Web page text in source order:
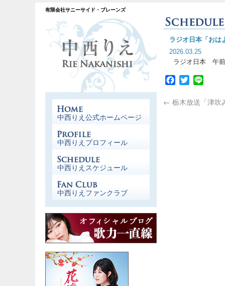
有限会社サニーサイド・ブレーンズ
ラジオ日本「おは
2026.03.25
ラジオ日本 午
Facebook
Twitter
← 栃木放送「津吹
中西りえ公式ホームページ
中西りえプロフィール
中西りえスケジュール
中西りえファンクラブ